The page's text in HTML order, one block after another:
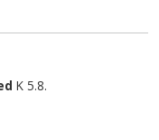
K 5.8.